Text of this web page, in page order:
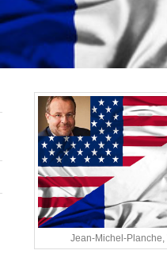
Jean-Michel-Planche,